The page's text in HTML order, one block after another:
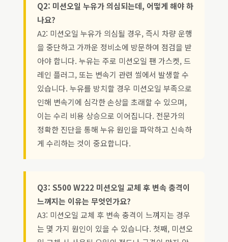
Q2: 미션오일 누유가 의심되는데, 어떻게 해야 하
나요?
A2: 미션오일 누유가 의심될 경우, 즉시 차량 운행
을 중단하고 가까운 정비소에 방문하여 점검을 받
아야 합니다. 누유는 주로 미션오일 팬 가스켓, 드
레인 플러그, 또는 변속기 관련 씰에서 발생할 수
있습니다. 누유를 방치할 경우 미션오일 부족으로
인해 변속기에 심각한 손상을 초래할 수 있으며,
이는 수리 비용 상승으로 이어집니다. 전문가의
정확한 진단을 통해 누유 원인을 파악하고 신속하
게 수리하는 것이 중요합니다.
Q3: S500 W222 미션오일 교체 후 변속 충격이
느껴지는 이유는 무엇인가요?
A3: 미션오일 교체 후 변속 충격이 느껴지는 경우
는 몇 가지 원인이 있을 수 있습니다. 첫째, 미션오